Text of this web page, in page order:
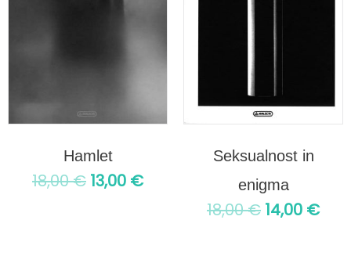
Hamlet
18,00€ 13,00 €
Seksualnost in
enigma
18,00€ 14,00 €